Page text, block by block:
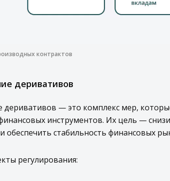
контрактов
деривативов
деривативов — это комплекс мер,
инструментов. Их цель —
обеспечить стабильность финансовых
регулирования: